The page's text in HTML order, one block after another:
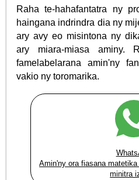
Raha te-hahafantatra ny
haingana indrindra dia ny
ary avy eo misintona ny
ary miara-miasa aminy.
famelabelarana amin'ny
vakio ny toromarika.
Amin'ny ora fiasana
minitra